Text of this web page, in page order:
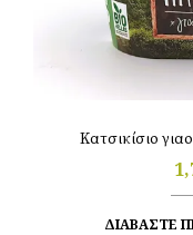
Κατσικίσιο
ΔΙΑΒΑΣΤΕ